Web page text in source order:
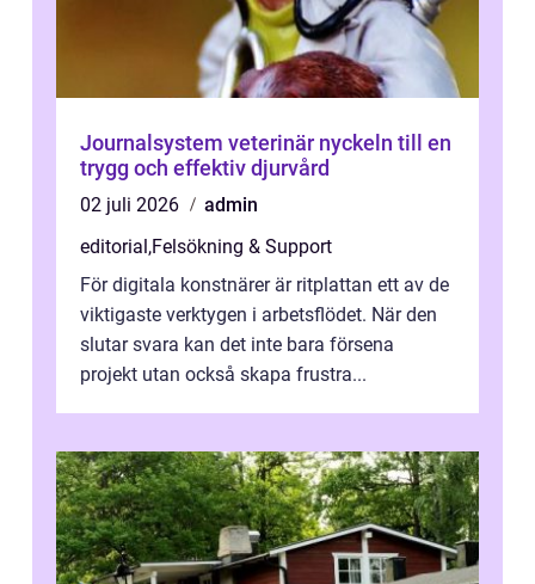
Journalsystem veterinär nyckeln till en
trygg och effektiv djurvård
02 juli 2026
admin
editorial,Felsökning & Support
För digitala konstnärer är ritplattan ett av de
viktigaste verktygen i arbetsflödet. När den
slutar svara kan det inte bara försena
projekt utan också skapa frustra...